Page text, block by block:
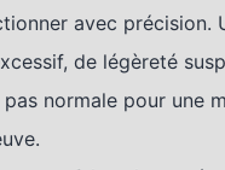
avec précision.
de légèreté
normale pour une